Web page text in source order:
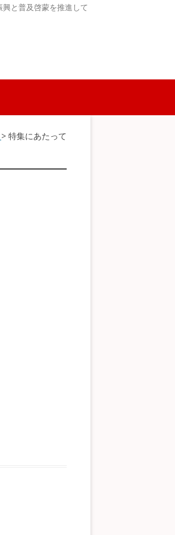
と普及啓蒙を推進して
> 特集にあたって